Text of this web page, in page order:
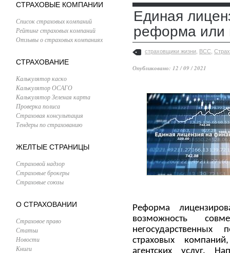
СТРАХОВЫЕ КОМПАНИИ
Список страховых компаний
Рейтинг страховых компаний
Отзывы о страховых компаниях
СТРАХОВАНИЕ
Калькулятор каско
Калькулятор ОСАГО
Калькулятор Зеленая карта
Проверка полиса
Страховая консультация
Тендеры по страхованию
ЖЕЛТЫЕ СТРАНИЦЫ
Страховой надзор
Страховые брокеры
Страховые союзы
О СТРАХОВАНИИ
Страховое право
Статьи
Новости
Книги
Единая
реформа или
страховщики жизни ВСС
Опубликовано: 12 / 09 / 2021
Реформа
возможность
страховых
агентских услуг.